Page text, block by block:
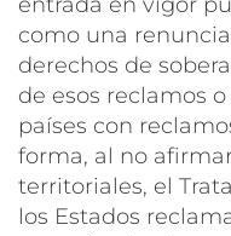
como una
derechos de
de esos reclamos
países con
forma, al no
territoriales, el
los Estados